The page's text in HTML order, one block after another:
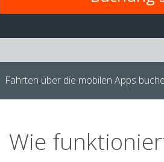
Fahrten über die mobilen Apps
Wie